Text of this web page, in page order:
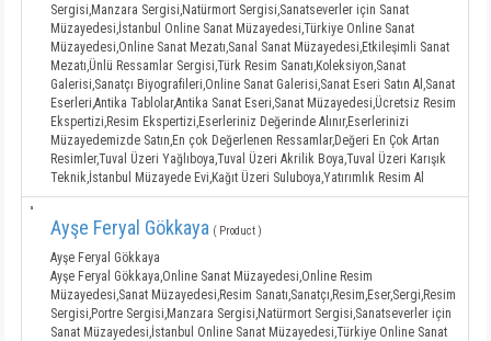
Sergisi,Manzara Sergisi,Natürmort Sergisi,Sanatseverler için Sanat
Müzayedesi,İstanbul Online Sanat Müzayedesi,Türkiye Online Sanat
Müzayedesi,Online Sanat Mezatı,Sanal Sanat Müzayedesi,Etkileşimli Sanat
Mezatı,Ünlü Ressamlar Sergisi,Türk Resim Sanatı,Koleksiyon,Sanat
Galerisi,Sanatçı Biyografileri,Online Sanat Galerisi,Sanat Eseri Satın Al,Sanat
Eserleri,Antika Tablolar,Antika Sanat Eseri,Sanat Müzayedesi,Ücretsiz Resim
Ekspertizi,Resim Ekspertizi,Eserleriniz Değerinde Alınır,Eserlerinizi
Müzayedemizde Satın,En çok Değerlenen Ressamlar,Değeri En Çok Artan
Resimler,Tuval Üzeri Yağlıboya,Tuval Üzeri Akrilik Boya,Tuval Üzeri Karışık
Teknik,İstanbul Müzayede Evi,Kağıt Üzeri Suluboya,Yatırımlık Resim Al
Ayşe Feryal Gökkaya ( Product )
Ayşe Feryal Gökkaya
Ayşe Feryal Gökkaya,Online Sanat Müzayedesi,Online Resim
Müzayedesi,Sanat Müzayedesi,Resim Sanatı,Sanatçı,Resim,Eser,Sergi,Resim
Sergisi,Portre Sergisi,Manzara Sergisi,Natürmort Sergisi,Sanatseverler için
Sanat Müzayedesi,İstanbul Online Sanat Müzayedesi,Türkiye Online Sanat